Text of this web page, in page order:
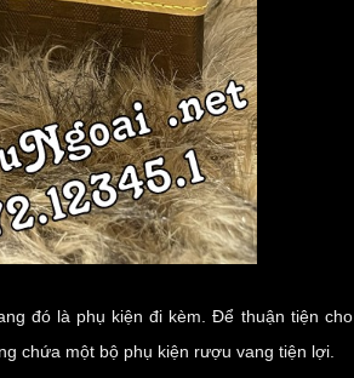
đó là phụ kiện đi kèm. Để thuận tiện cho
chứa một bộ phụ kiện rượu vang tiện lợi.